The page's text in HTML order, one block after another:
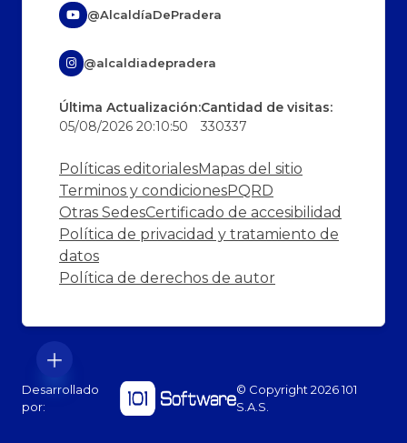
@AlcaldíaDePradera
@alcaldiadepradera
Última Actualización:
05/08/2026 20:10:50
Cantidad de visitas:
330337
Políticas editorialesMapas del sitio
Terminos y condicionesPQRD
Otras SedesCertificado de accesibilidad
Política de privacidad y tratamiento de
datos
Política de derechos de autor
Desarrollado
por:
© Copyright2026101
S.A.S.